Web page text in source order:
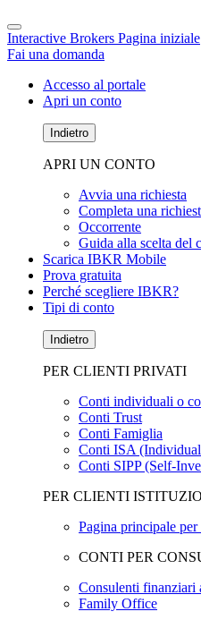
Interactive Brokers Pagina iniziale
Fai una domanda
Accesso al portale
Apri un conto
Indietro
APRI UN CONTO
Avvia una richiesta
Completa una
Occorrente
Guida alla scelta del
Scarica IBKR Mobile
Prova gratuita
Perché scegliere IBKR?
Tipi di conto
Indietro
PER CLIENTI PRIVATI
Conti individuali o
Conti Trust
Conti Famiglia
Conti ISA
Conti SIPP (Self-
PER CLIENTI
Pagina principale
CONTI PER
Consulenti finanziari
Family Office